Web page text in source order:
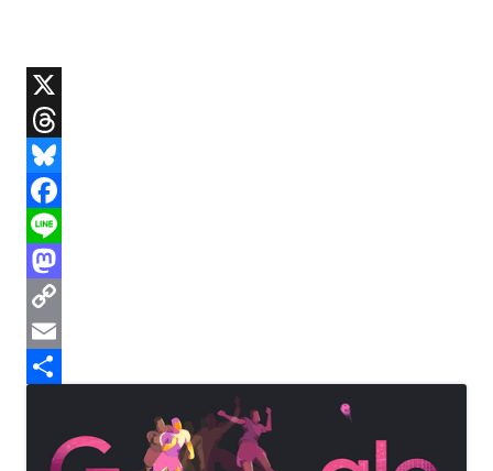
X
T
h
r
e
a
d
s
B
u
e
s
k
F
a
c
e
b
L
n
e
M
a
s
C
o
E